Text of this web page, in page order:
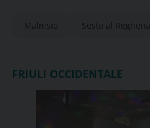
Malnisio Sesto al Reghena
FRIULI OCCIDENTALE